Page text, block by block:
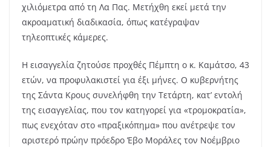
χιλιόμετρα από τη Λα Πας. Μετήχθη εκεί μετά την
ακροαματική διαδικασία, όπως κατέγραψαν
τηλεοπτικές κάμερες.
Η εισαγγελία ζητούσε προχθές Πέμπτη ο κ. Καμάτσο, 43
ετών, να προφυλακιστεί για έξι μήνες. Ο κυβερνήτης
της Σάντα Κρους συνελήφθη την Τετάρτη, κατ’ εντολή
της εισαγγελίας, που τον κατηγορεί για «τρομοκρατία»,
πως ενεχόταν στο «πραξικόπημα» που ανέτρεψε τον
αριστερό πρώην πρόεδρο Έβο Μοράλες τον Νοέμβριο